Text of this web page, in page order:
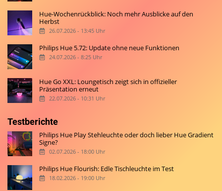
Hue-Wochenrückblick: Noch mehr Ausblicke auf den
Herbst
26.07.2026 - 13:45 Uhr
Philips Hue 5.72: Update ohne neue Funktionen
24.07.2026 - 8:25 Uhr
Hue Go XXL: Loungetisch zeigt sich in offizieller
Präsentation erneut
22.07.2026 - 10:31 Uhr
Testberichte
Philips Hue Play Stehleuchte oder doch lieber Hue Gradient
Signe?
02.07.2026 - 18:00 Uhr
Philips Hue Flourish: Edle Tischleuchte im Test
18.02.2026 - 19:00 Uhr